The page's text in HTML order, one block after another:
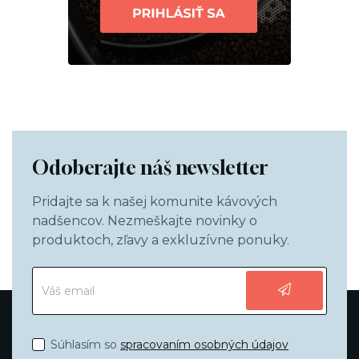
Odoberajte náš newsletter
Pridajte sa k našej komunite kávových
nadšencov. Nezmeškajte novinky o
produktoch, zľavy a exkluzívne ponuky.
Súhlasím so spracovaním osobných údajov